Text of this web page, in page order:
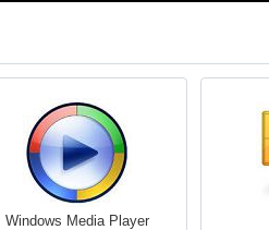
Windows Media Player